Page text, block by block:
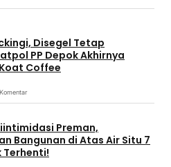
Disegel Tetap
PP Depok Akhirnya
Coffee
Preman,
Bangunan di Atas Air Situ 7
Terhenti!